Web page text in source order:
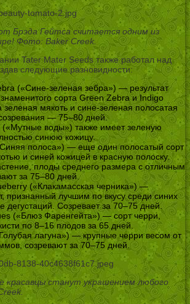
Брэда Гейтса считается одним из
Фото: Baker Creek.
Tater Mater Seeds также работал над
следующие разновидности:
(«Сине-зеленая зебра») — результат
сорта Green Zebra и Indigo
мякоть и сине-зеленая полосатая
— 75–80 дней.
(«Мутные воды») также имеет зеленую
синюю кожицу.
полоса») — еще один полосатый сорт
и синей кожицей в красную полоску.
плоды среднего размера с отличным
за 75–80 дней.
(«Клакамасская черника») —
признанный лучшим по вкусу среди синих
дегустаций. Созревает за 70–75 дней.
(«Блюз Фаренгейта») — сорт черри,
по 8–16 плодов за 65 дней.
лагуна») — крупные черри весом от
созревают за 70–75 дней.
станут украшением любого